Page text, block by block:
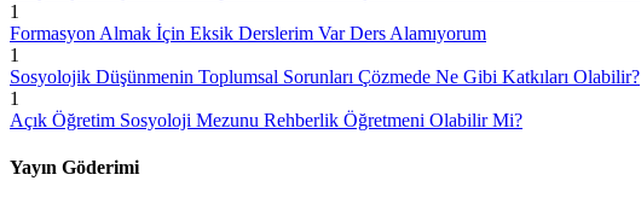
1
Formasyon Almak İçin Eksik Derslerim Var Ders Alamıyorum
1
Sosyolojik Düşünmenin Toplumsal Sorunları Çözmede Ne Gibi Katkıları Olabilir?
1
Açık Öğretim Sosyoloji Mezunu Rehberlik Öğretmeni Olabilir Mi?
Yayın Göderimi